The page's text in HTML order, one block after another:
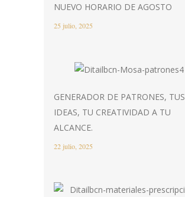
NUEVO HORARIO DE AGOSTO
25 julio, 2025
GENERADOR DE PATRONES, TUS
IDEAS, TU CREATIVIDAD A TU
ALCANCE.
22 julio, 2025